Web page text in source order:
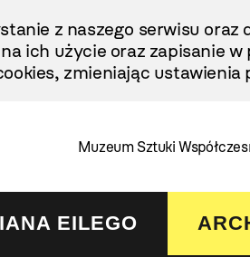
z naszego serwisu
ich użycie oraz zapisanie
zmieniając ustawienia
Muzeum Sztuki
EILEGO